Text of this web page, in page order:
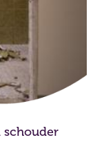
schouder